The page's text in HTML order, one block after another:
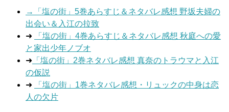
→「塩の街」5巻あらすじ＆ネタバレ感想 野坂夫婦の
出会い＆入江の拉致
➜
「塩の街」4巻あらすじ＆ネタバレ感想 秋庭への愛
と家出少年ノブオ
➜ 「塩の街」2巻ネタバレ感想 真奈のトラウマと入江
の仮説
➜
「塩の街」1巻ネタバレ感想・リュックの中身は恋
人の欠片